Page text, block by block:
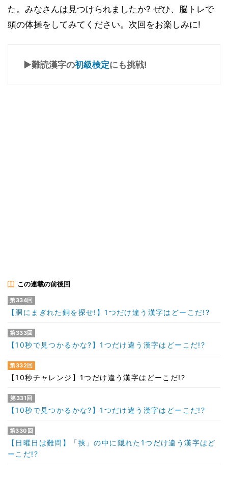
た。みなさんは見つけられましたか? ぜひ、脳トレで
頭の体操をしてみてください。次回をお楽しみに!
▶難読漢字の初級検定にも挑戦!
この連載の前後回
第334回
【胴にまぎれた銅を探せ!】1つだけ違う漢字はどーこだ!?
第333回
【10秒で見つかるかな?】1つだけ違う漢字はどーこだ!?
第332回
【10秒チャレンジ】1つだけ違う漢字はどーこだ!?
第331回
【10秒で見つかるかな?】1つだけ違う漢字はどーこだ!?
第330回
【日曜日は難問】「挟」の中に隠れた1つだけ違う漢字はど
ーこだ!?